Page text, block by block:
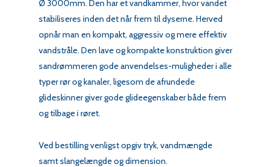
Ø 3000mm. Den har et vandkammer, hvor vandet
stabiliseres inden det når frem til dyserne. Herved
opnår man en kompakt, aggressiv og mere effektiv
vandstråle. Den lave og kompakte konstruktion giver
sandrømmeren gode anvendelses-muligheder i alle
typer rør og kanaler, ligesom de afrundede
glideskinner giver gode glideegenskaber både frem
og tilbage i røret.
Ved bestilling venligst opgiv tryk, vandmængde
samt slangelængde og dimension.